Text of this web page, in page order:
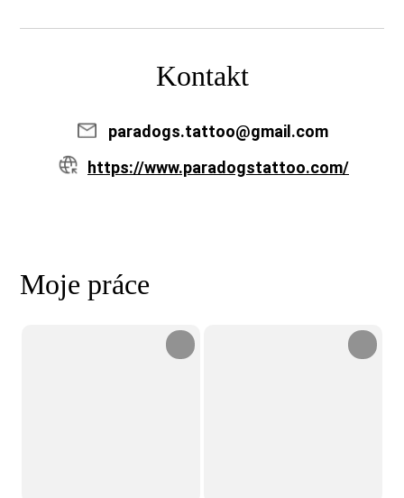
Kontakt
paradogs.tattoo@gmail.com
https://www.paradogstattoo.com/
Moje práce